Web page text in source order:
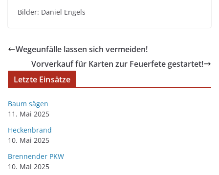
Bilder: Daniel Engels
Wegeunfälle lassen sich vermeiden!
Vorverkauf für Karten zur Feuerfete gestartet!
Letzte Einsätze
Baum sägen
11. Mai 2025
Heckenbrand
10. Mai 2025
Brennender PKW
10. Mai 2025